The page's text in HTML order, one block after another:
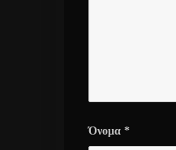
Όνομα *